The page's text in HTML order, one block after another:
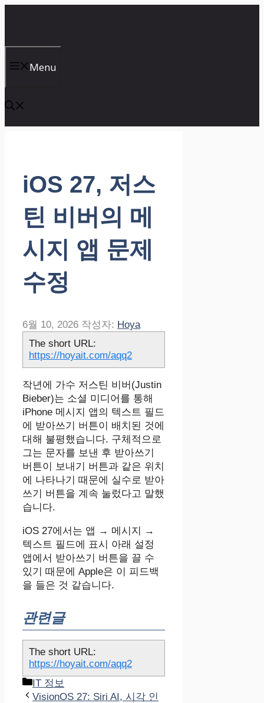
건
기
Menu
iOS 27, 저스
틴 비버의 메
시지 앱 문제
수정
6월 10, 2026 작성자: Hoya
The short URL:
https://hoyait.com/aqq2
작년에 가수 저스틴 비버(Justin
Bieber)는 소셜 미디어를 통해
iPhone 메시지 앱의 텍스트 필드
에 받아쓰기 버튼이 배치된 것에
대해 불평했습니다. 구체적으로
그는 문자를 보낸 후 받아쓰기
버튼이 보내기 버튼과 같은 위치
에 나타나기 때문에 실수로 받아
쓰기 버튼을 계속 눌렀다고 말했
습니다.
iOS 27에서는 앱 → 메시지 →
텍스트 필드에 표시 아래 설정
앱에서 받아쓰기 버튼을 끌 수
있기 때문에 Apple은 이 피드백
을 들은 것 같습니다.
관련글
The short URL:
https://hoyait.com/aqq2
카
테
IT 정보
VisionOS 27: Siri AI, 시각 인